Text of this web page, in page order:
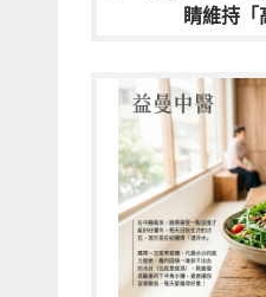
睛維持「